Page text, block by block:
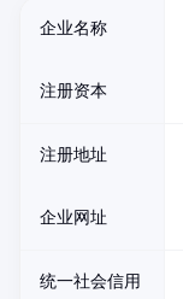
企业名称
注册资本
注册地址
企业网址
统一社会信用